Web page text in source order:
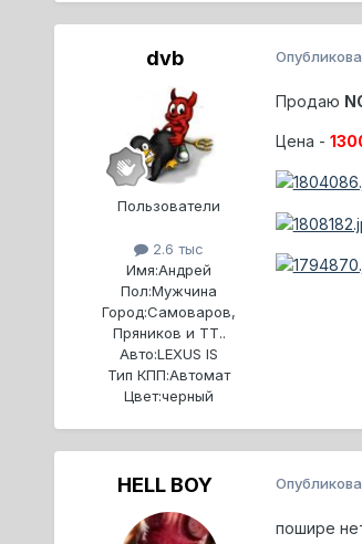
dvb
Пользователи
2.6 тыс
Имя:Андрей
Пол:Мужчина
Город:Самоваров,
Пряников и ТТ..
Авто:LEXUS IS
Тип КПП:Автомат
Цвет:черный
Продаю
Цена -
HELL BOY
пошире